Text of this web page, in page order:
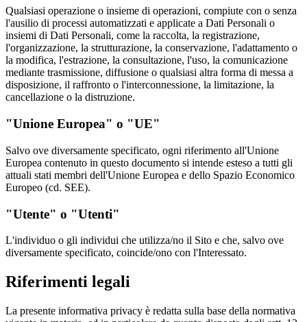
Qualsiasi operazione o insieme di operazioni, compiute con o senza
l'ausilio di processi automatizzati e applicate a Dati Personali o
insiemi di Dati Personali, come la raccolta, la registrazione,
l'organizzazione, la strutturazione, la conservazione, l'adattamento o
la modifica, l'estrazione, la consultazione, l'uso, la comunicazione
mediante trasmissione, diffusione o qualsiasi altra forma di messa a
disposizione, il raffronto o l'interconnessione, la limitazione, la
cancellazione o la distruzione.
"Unione Europea" o "UE"
Salvo ove diversamente specificato, ogni riferimento all'Unione
Europea contenuto in questo documento si intende esteso a tutti gli
attuali stati membri dell'Unione Europea e dello Spazio Economico
Europeo (cd. SEE).
"Utente" o "Utenti"
L'individuo o gli individui che utilizza/no il Sito e che, salvo ove
diversamente specificato, coincide/ono con l'Interessato.
Riferimenti legali
La presente informativa privacy è redatta sulla base della normativa